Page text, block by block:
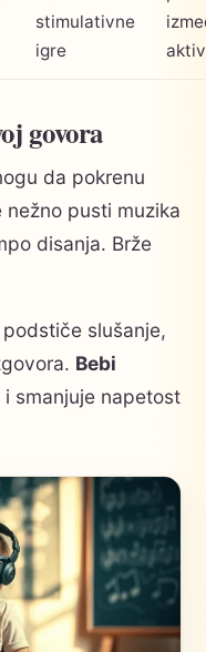
stimulativne
igre
govora
da pokrenu
pusti muzika
disanja. Brže
podstiče slušanje,
Bebi
i smanjuje napetost